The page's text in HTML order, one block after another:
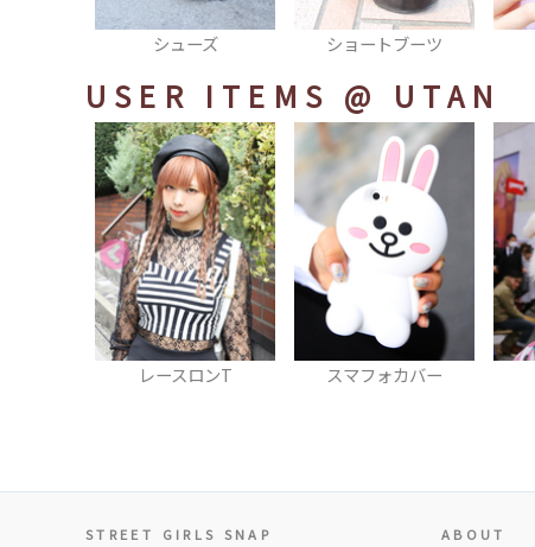
ショートブーツ スマホカバー
USER ITEMS @ UTAN
スマフォカバー キャップ
STREET GIRLS SNAP ABOUT